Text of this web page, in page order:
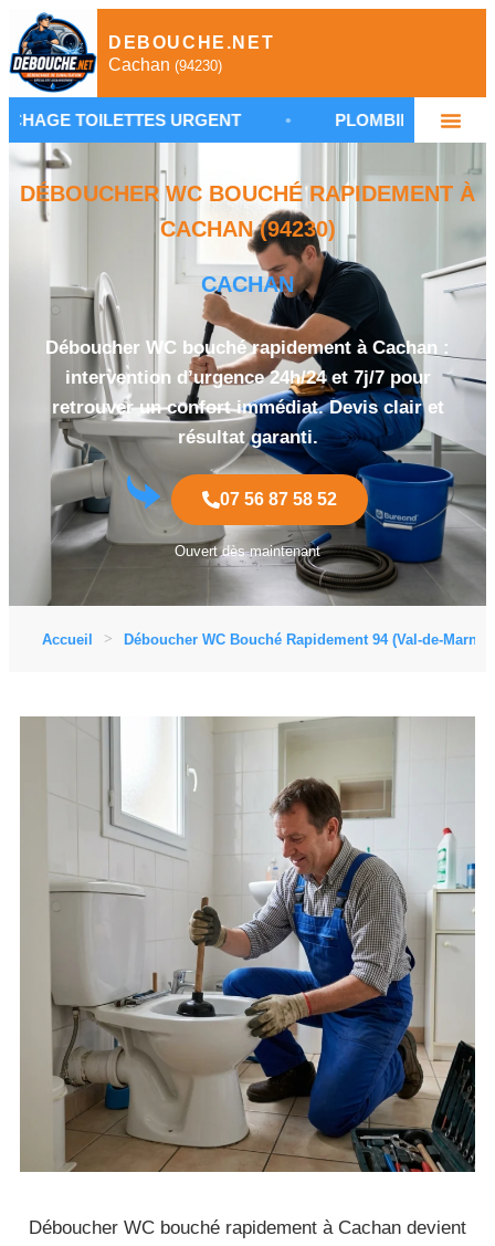
DEBOUCHE.NET
Cachan (94230)
URGENT • PLOMBIER DÉBOUCHAGE
DÉBOUCHER WC BOUCHÉ RAPIDEMENT À
CACHAN (94230)
CACHAN
Déboucher WC bouché rapidement à Cachan :
intervention d’urgence 24h/24 et 7j/7 pour
retrouver un confort immédiat. Devis clair et
résultat garanti.
07 56 87 58 52
Ouvert dès maintenant
Accueil Déboucher WC Bouché Rapidement 94 (Val-de-Marne)
Déboucher WC bouché rapidement à Cachan devient